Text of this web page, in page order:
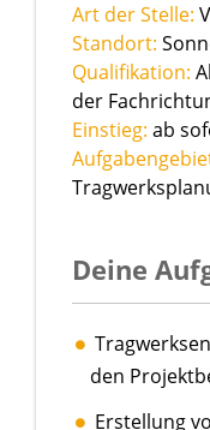
Art der Stelle:
Standort:
Qualifikation:
der
Einstieg: ab
Deine
den
Erstellung